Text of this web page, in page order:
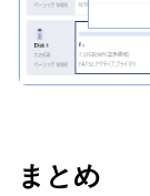
まとめ